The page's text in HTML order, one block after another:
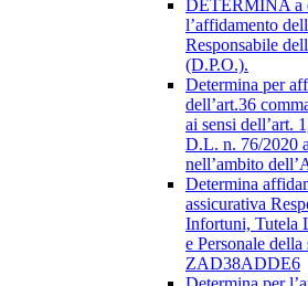
DETERMINA a
l’affidamento
Responsabile
(D.P.O.).
Determina per
dell’art.36
ai sensi dell’art.
D.L. n. 76/2020
nell’ambito
Determina
assicurativa
Infortuni, Tutela
e Personale
ZAD38ADDE6